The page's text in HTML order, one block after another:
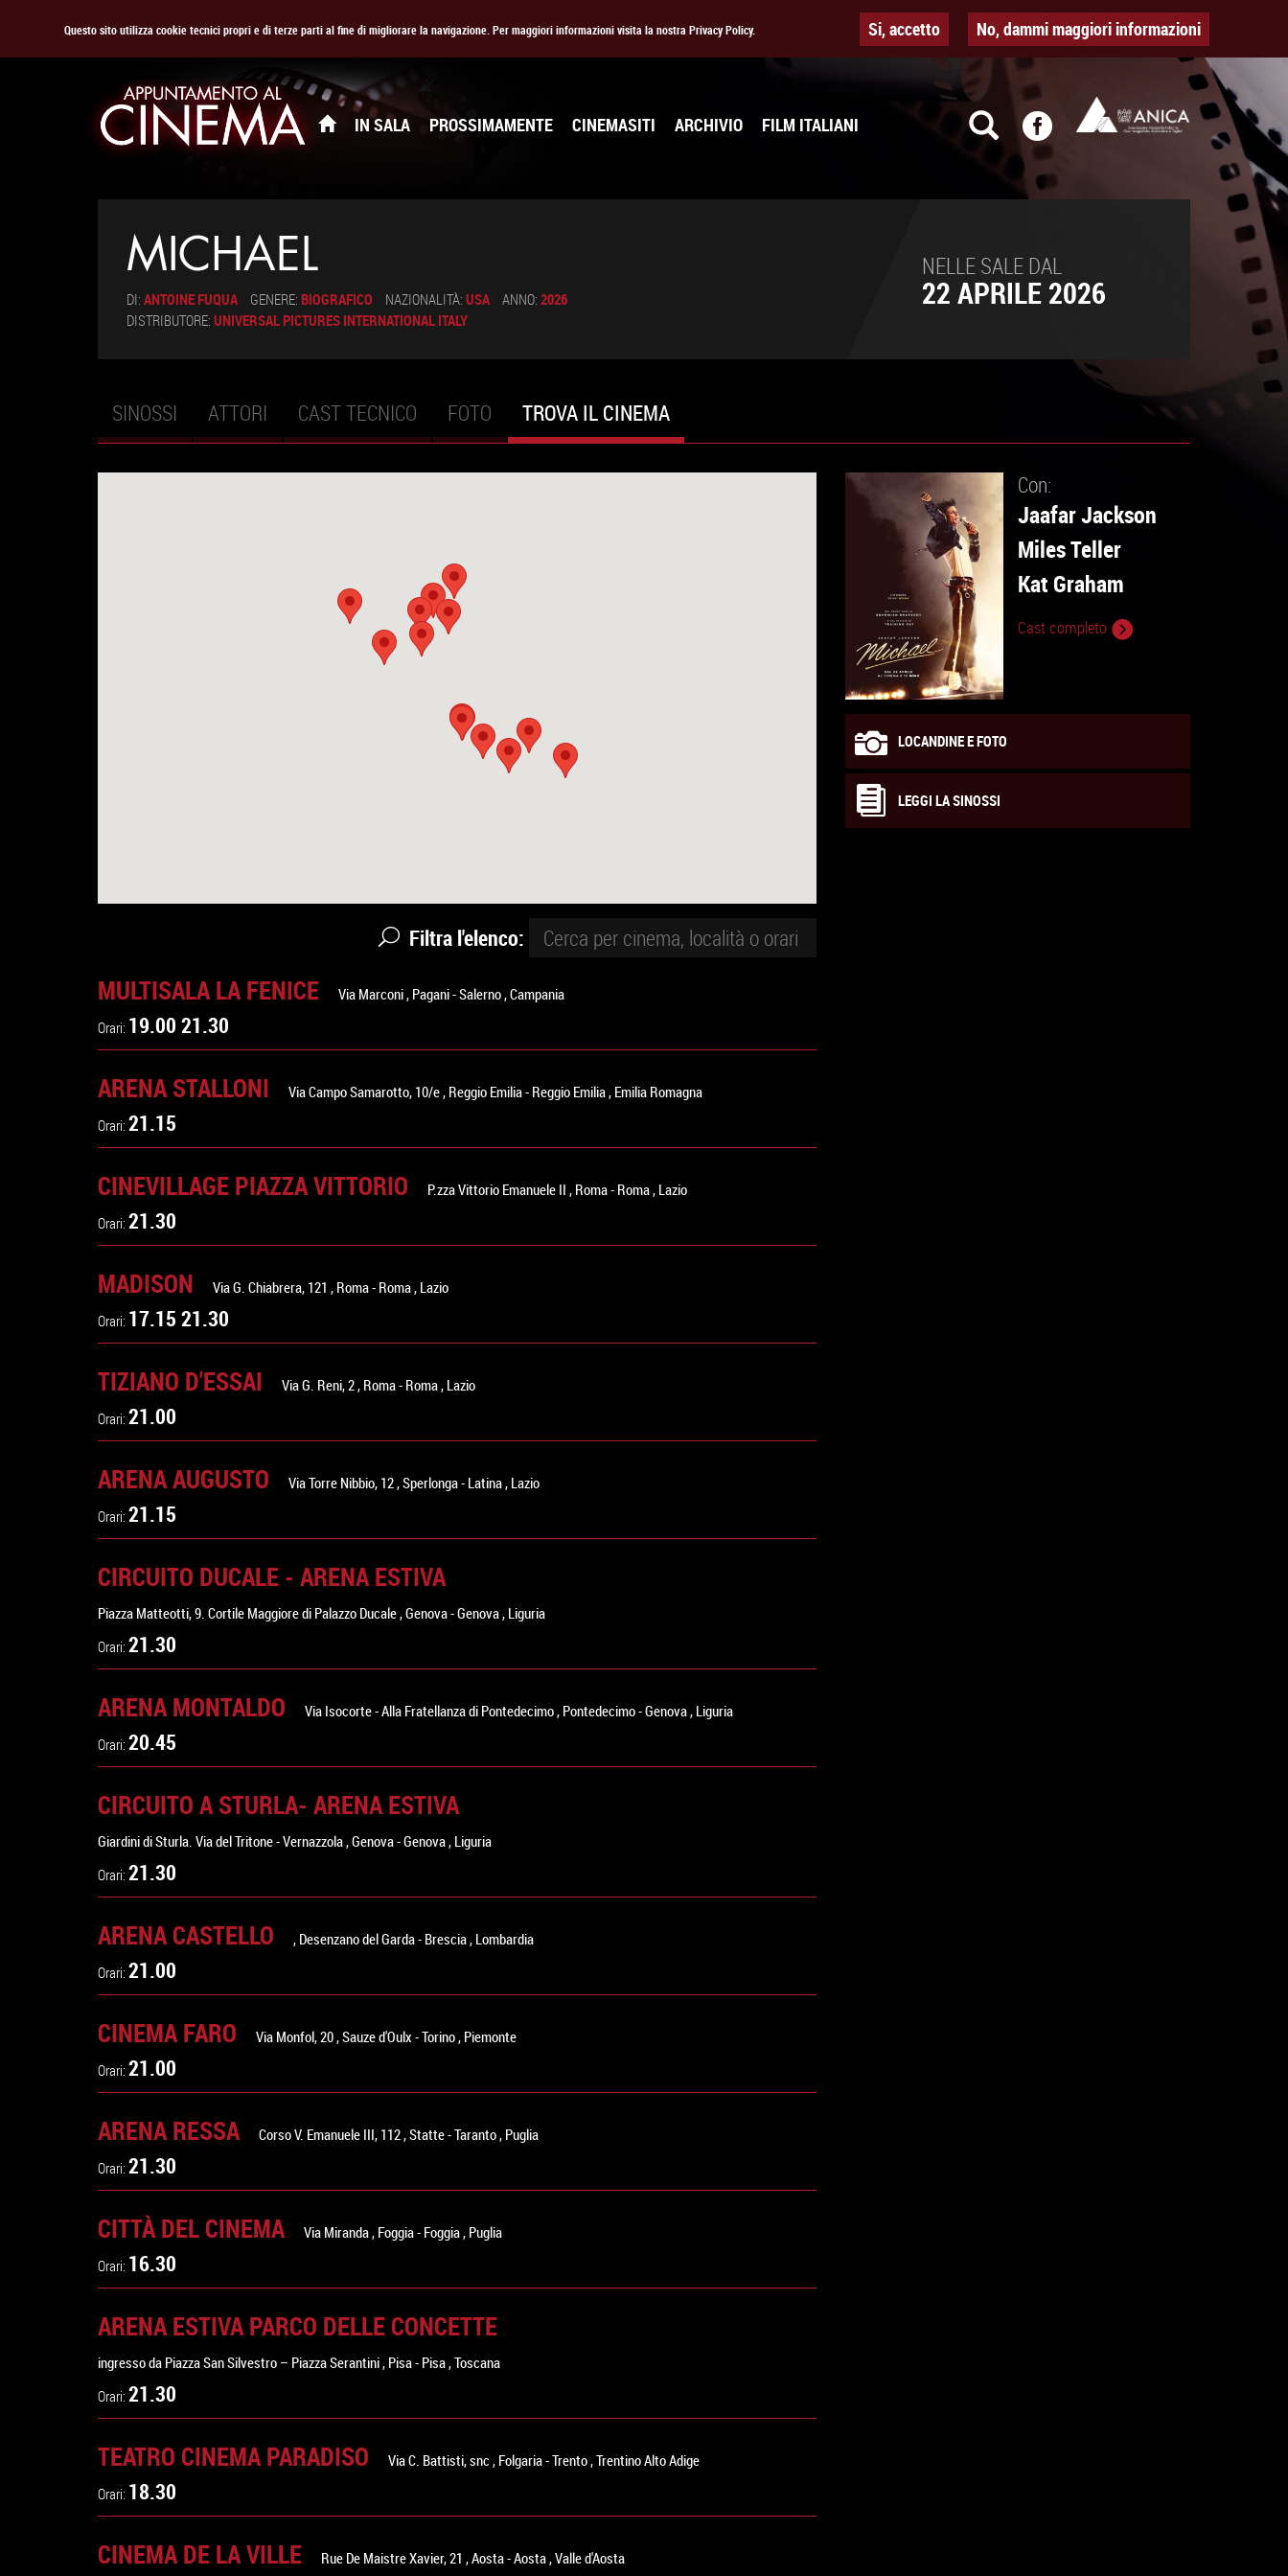
Questo sito utilizza cookie tecnici propri e di terze parti al fine di migliorare la navigazione. Per maggiori informazioni visita la nostra Privacy Policy. Si, accetto No, dammi maggiori informazioni
IN SALA PROSSIMAMENTE CINEMASITI ARCHIVIO FILM ITALIANI
MICHAEL
DI: ANTOINE FUQUA GENERE: BIOGRAFICO NAZIONALITÀ: USA ANNO: 2026
DISTRIBUTORE: UNIVERSAL PICTURES INTERNATIONAL ITALY
NELLE SALE DAL
22 APRILE 2026
Schede primarie
SINOSSI ATTORI CAST TECNICO FOTO TROVA IL CINEMA
ATTIVA)
Filtra l'elenco:
MULTISALA LA FENICE Via Marconi, Pagani-Salerno,Campania
Orari: 19.00 21.30
ARENA STALLONI Via Campo Samarotto, 10/e, Reggio Emilia- Reggio Emilia, Emilia Romagna
Orari: 21.15
CINEVILLAGE PIAZZA VITTORIO P.zza Vittorio Emanuele II , Roma- Roma, Lazio
Orari: 21.30
MADISON Via G. Chiabrera, 121 , Roma- Roma, Lazio
Orari: 17.15 21.30
TIZIANO D'ESSAI Via G. Reni, 2, Roma- Roma, Lazio
Orari: 21.00
ARENA AUGUSTO Via Torre Nibbio, 12,Sperlonga- Latina, Lazio
Orari: 21.15
CIRCUITO DUCALE - ARENA ESTIVA
Piazza Matteotti, 9. Cortile Maggiore di Palazzo Ducale,Genova-Genova, Liguria
Orari: 21.30
ARENA MONTALDO Via Isocorte - Alla Fratellanza di Pontedecimo, Pontedecimo-Genova, Liguria
Orari: 20.45
CIRCUITO A STURLA- ARENA ESTIVA
Giardini di Sturla. Via del Tritone - Vernazzola,Genova-Genova, Liguria
Orari: 21.30
ARENA CASTELLO , Desenzano del Garda- Brescia, Lombardia
Orari: 21.00
CINEMA FARO Via Monfol, 20,Sauze d'Oulx -Torino, Piemonte
Orari: 21.00
ARENA RESSA Corso V. Emanuele III, 112,Statte-Taranto, Puglia
Orari: 21.30
CITTÀ DEL CINEMA Via Miranda, Foggia- Foggia, Puglia
Orari: 16.30
ARENA ESTIVA PARCO DELLE CONCETTE
ingresso da Piazza San Silvestro – Piazza Serantini, Pisa- Pisa,Toscana
Orari: 21.30
TEATRO CINEMA PARADISO Via C. Battisti, snc , Folgaria-Trento,Trentino Alto Adige
Orari: 18.30
CINEMA DE LA VILLE Rue De Maistre Xavier, 21 ,Aosta-Aosta,Valle d'Aosta
Con:
Jaafar Jackson
Miles Teller
Kat Graham
Cast completo
LOCANDINE E FOTO
LEGGI LA SINOSSI